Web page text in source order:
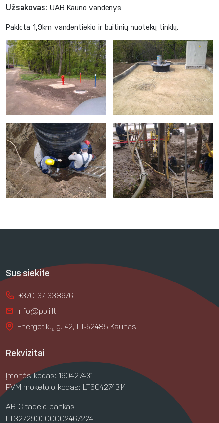
Užsakovas: UAB Kauno vandenys
Paklota 1,9km vandentiekio ir buitinių nuotekų tinklų.
Susisiekite
+370 37 338676
info@poli.lt
Energetikų g. 42, LT-52485 Kaunas
Rekvizitai
Įmonės kodas: 160427431
PVM mokėtojo kodas: LT604274314
AB Citadele bankas
LT327290000002467224